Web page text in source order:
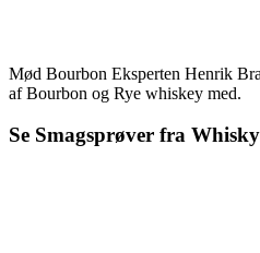
Mød Bourbon Eksperten Henrik
af Bourbon og Rye whiskey med.
Se Smagsprøver fra